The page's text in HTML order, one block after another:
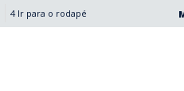
4 Ir para o rodapé